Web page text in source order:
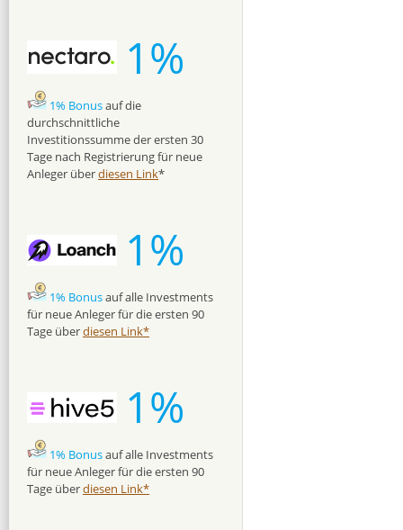
1%
1% Bonusauf die
durchschnittliche
Investitionssumme der ersten 30
Tage nach Registrierung für neue
Anleger überdiesen Link*
1%
1% Bonusauf alle Investments
für neue Anleger für die ersten 90
Tage überdiesen Link*
1%
1% Bonusauf alle Investments
für neue Anleger für die ersten 90
Tage überdiesen Link*